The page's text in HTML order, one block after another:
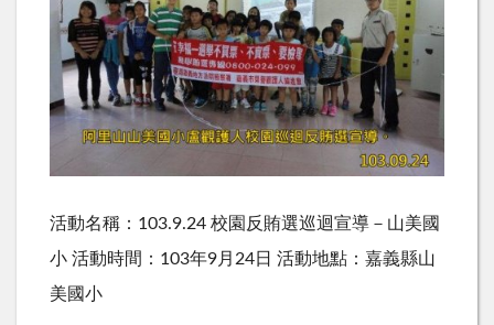
活動名稱：103.9.24 校園反賄選巡迴宣導－山美國
小 活動時間：103年9月24日 活動地點：嘉義縣山
美國小